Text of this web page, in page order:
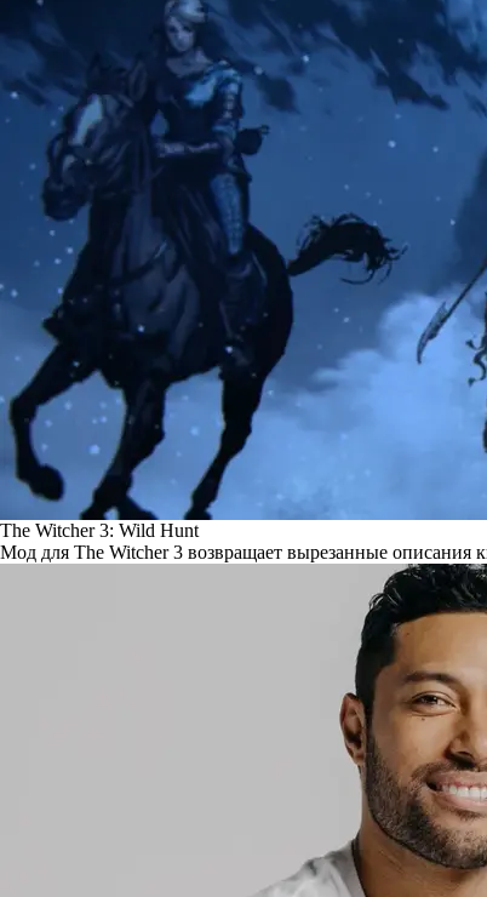
The Witcher 3: Wild Hunt
Мод для The Witcher 3 возвращает вырезанные описания